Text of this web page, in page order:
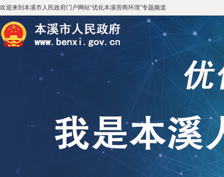
欢迎来到 本溪市人民政府门户网站“优化本溪营商环境”专题频道